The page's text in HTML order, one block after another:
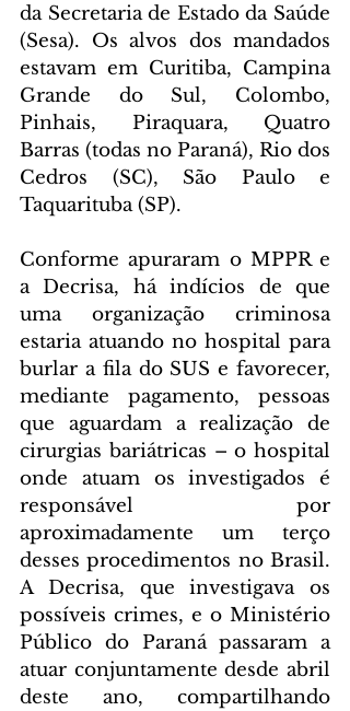
da Secretaria de Estado da Saúde
(Sesa). Os alvos dos mandados
estavam em Curitiba, Campina
Grande do Sul, Colombo,
Pinhais, Piraquara, Quatro
Barras (todas no Paraná), Rio dos
Cedros (SC), São Paulo e
Taquarituba (SP).
Conforme apuraram o MPPR e
a Decrisa, há indícios de que
uma organização criminosa
estaria atuando no hospital para
burlar a fila do SUS e favorecer,
mediante pagamento, pessoas
que aguardam a realização de
cirurgias bariátricas – o hospital
onde atuam os investigados é
responsável por
aproximadamente um terço
desses procedimentos no Brasil.
A Decrisa, que investigava os
possíveis crimes, e o Ministério
Público do Paraná passaram a
atuar conjuntamente desde abril
deste ano, compartilhando